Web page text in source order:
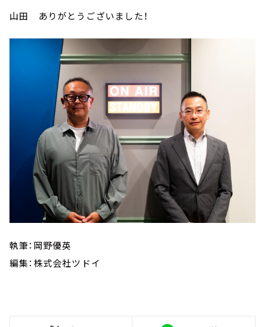
山田 ありがとうございました！
執筆：岡野優英
編集：株式会社ツドイ